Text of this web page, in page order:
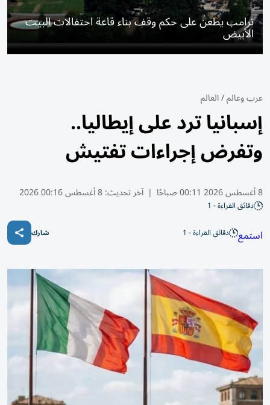
ترامب يطعن على حكم وقف بناء قاعة احتفالات البيت
الأبيض
عرب وعالم/العالم
إسبانيا ترد على إيطاليا..
وتفرض إجراءات تفتيش
8 أغسطس 2026 00:11 صباحًا | آخر تحديث:8 أغسطس 00:16 2026
دقائق القراءة - 1
استمع دقائق القراءة - 1 شارك